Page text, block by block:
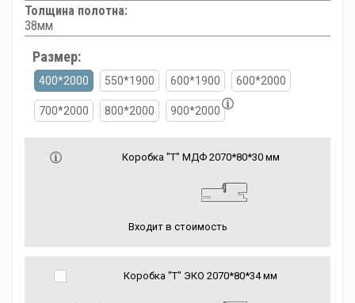
Толщина полотна:
38мм
Размер:
400*2000 550*1900 600*1900 600*2000
700*2000 800*2000 900*2000
Коробка "Т" МДФ 2070*80*30 мм
Входит в стоимость
Коробка "Т" ЭКО 2070*80*34 мм